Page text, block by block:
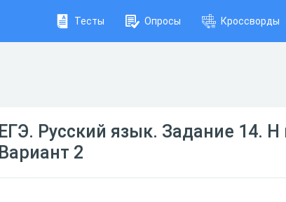
Тесты Опросы Кроссворды
ЕГЭ. Русский язык. Задание 14.
Вариант 2